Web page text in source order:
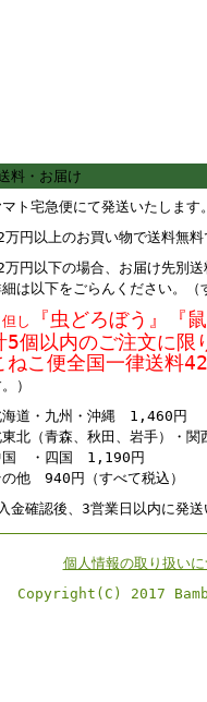
料・お届け
マト宅急便にて発送いたします
万円以上のお買い物で送料無料
万円以下の場合、お届け先別
は以下をごらんください。（
但し
『虫どろぼう』『
5個以内のご注文に限
ねこ便全国一律送料
）
海道・九州・沖縄 1,460円
東北（青森、秋田、岩手）・
国 ・四国 1,190円
の他 940円（すべて税込）
金確認後、3営業日以内に発
個人情報の取り扱い
Copyright(C) 2017